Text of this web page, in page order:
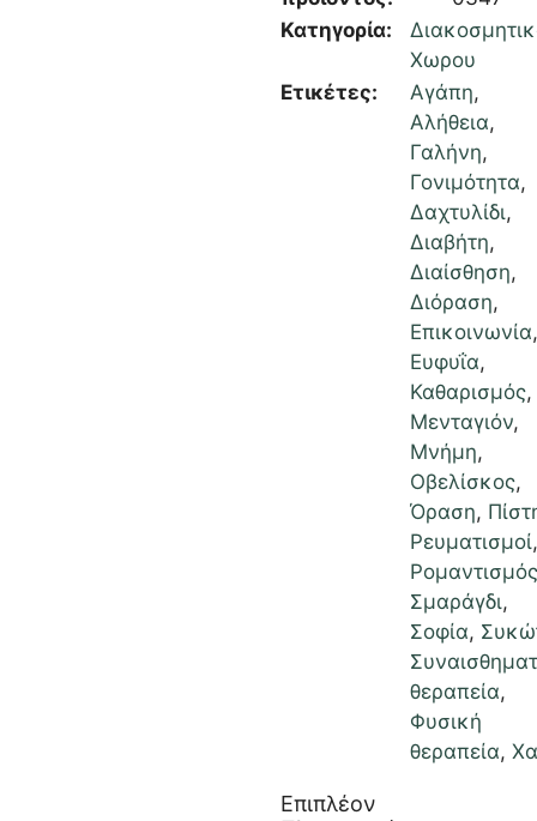
Κατηγορία:
Χωρου
Ετικέτες:
Αγάπη,
Αλήθεια,
Γαλήνη,
Γονιμότητα,
Δαχτυλίδι,
Διαβήτη,
Διαίσθηση,
Διόραση,
Επικοινωνία,
Ευφυΐα,
Καθαρισμός,
Μενταγιόν,
Μνήμη,
Οβελίσκος,
Όραση,
Ρευματισμοί,
Ρομαντισμός
Σμαράγδι,
Σοφία,
θεραπεία,
Φυσική
θεραπεία,
Επιπλέον